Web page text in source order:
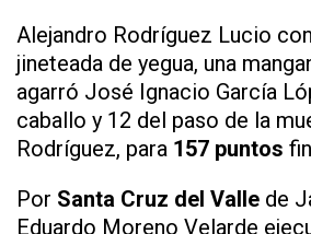
Alejandro Rodríguez Lucio
jineteada de yegua, una
agarró José Ignacio García
caballo y 12 del paso de la
Rodríguez, para 157 puntos
Por Santa Cruz del Valle de
Eduardo Moreno Velarde